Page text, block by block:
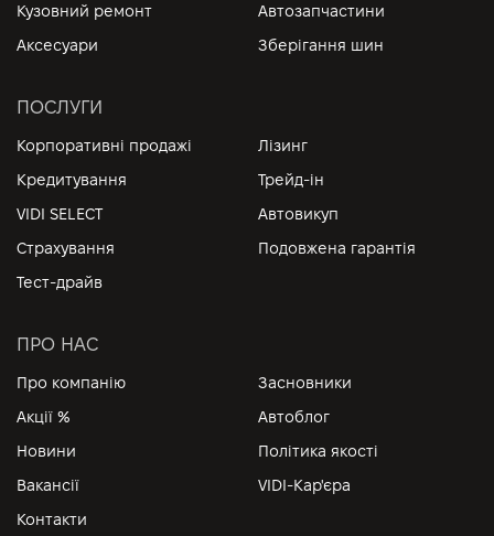
Кузовний ремонт
Автозапчастини
Аксесуари
Зберігання шин
ПОСЛУГИ
Корпоративні продажі
Лізинг
Кредитування
Трейд-ін
VIDI SELECT
Автовикуп
Страхування
Подовжена гарантія
Тест-драйв
ПРО НАС
Про компанію
Засновники
Акції %
Автоблог
Новини
Політика якості
Вакансії
VIDI-Кар'єра
Контакти